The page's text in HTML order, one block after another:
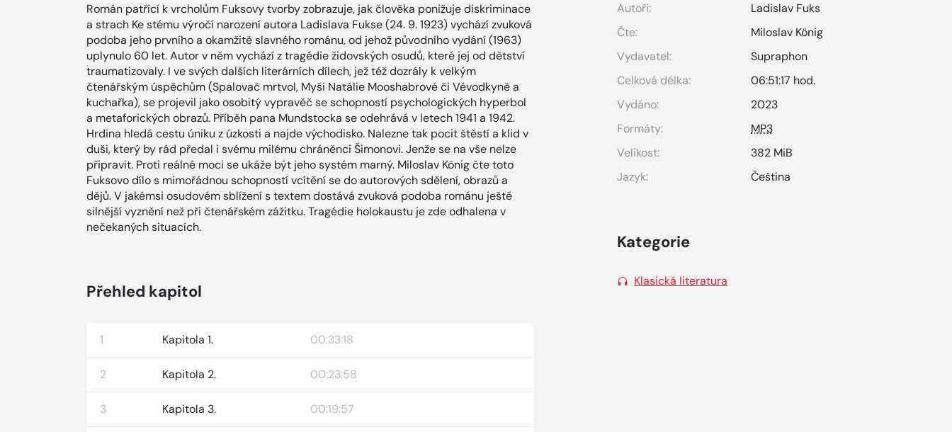
Román patřící k vrcholům Fuksovy tvorby zobrazuje, jak člověka ponižuje diskriminace
a strach Ke stému výročí narození autora Ladislava Fukse (24. 9. 1923) vychází zvuková
podoba jeho prvního a okamžitě slavného románu, od jehož původního vydání (1963)
uplynulo 60 let. Autor v něm vychází z tragédie židovských osudů, které jej od dětství
traumatizovaly. I ve svých dalších literárních dílech, jež též dozrály k velkým
čtenářským úspěchům (Spalovač mrtvol, Myši Natálie Mooshabrové či Vévodkyně a
kuchařka), se projevil jako osobitý vypravěč se schopností psychologických hyperbol
a metaforických obrazů. Příběh pana Mundstocka se odehrává v letech 1941 a 1942.
Hrdina hledá cestu úniku z úzkosti a najde východisko. Nalezne tak pocit štěstí a klid v
duši, který by rád předal i svému milému chráněnci Šimonovi. Jenže se na vše nelze
připravit. Proti reálné moci se ukáže být jeho systém marný. Miloslav König čte toto
Fuksovo dílo s mimořádnou schopností vcítění se do autorových sdělení, obrazů a
dějů. V jakémsi osudovém sblížení s textem dostává zvuková podoba románu ještě
silnější vyznění než při čtenářském zážitku. Tragédie holokaustu je zde odhalena v
nečekaných situacích.
Přehled kapitol
1 Kapitola 1. 00:33:18
2 Kapitola 2. 00:23:58
3 Kapitola 3. 00:19:57
Autoři:
Ladislav Fuks
Čte:
Miloslav König
Vydavatel:
Supraphon
Celková délka:
06:51:17 hod.
Vydáno:
2023
Formáty:
MP3
Velikost:
382 MiB
Jazyk:
Čeština
Kategorie
Klasická literatura